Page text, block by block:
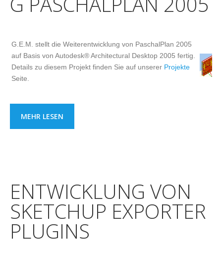
G.E.M. stellt die Weiterentwicklung von PaschalPlan 2005
auf Basis von Autodesk® Architectural Desktop 2005 fertig.
Details zu diesem Projekt finden Sie auf unserer Projekte
Seite.
MEHR LESEN
ENTWICKLUNG VON
SKETCHUP EXPORTER
PLUGINS